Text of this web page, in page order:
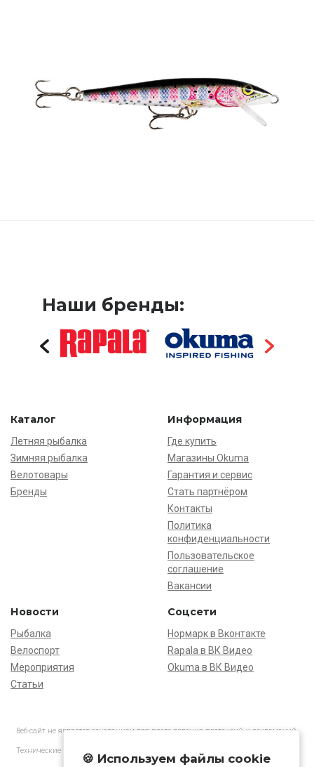
Наши бренды:
Каталог
Летняя рыбалка
Зимняя рыбалка
Велотовары
Бренды
Информация
Где купить
Магазины Okuma
Гарантия и сервис
Стать партнёром
Контакты
Политика
конфиденциальности
Пользовательское
соглашение
Вакансии
Новости
Рыбалка
Велоспорт
Мероприятия
Статьи
Соцсети
Нормарк в Вконтакте
Rapala в ВК Видео
Okuma в ВК Видео
Веб-сайт не является основанием для предъявления претензий и рекламаций,
Технические характеристики товаров могут отличаться от указанных на сайте.
🍪 Используем файлы cookie